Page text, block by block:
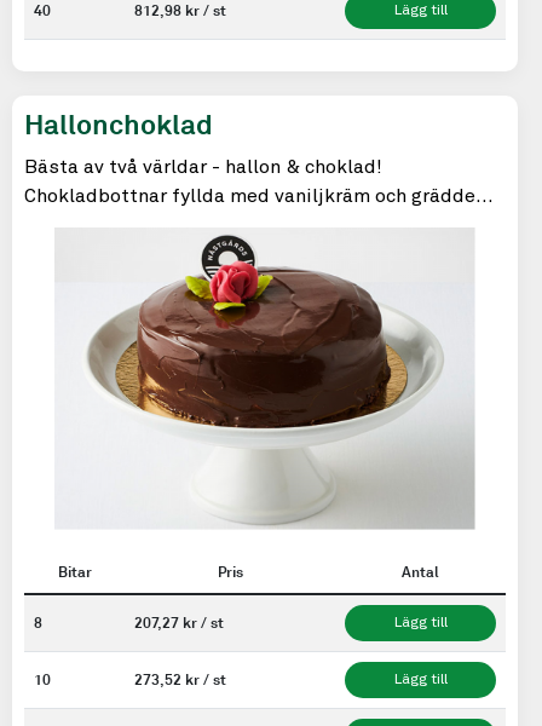
40 812,98 kr / st Lägg till
Hallonchoklad
Bästa av två världar - hallon & choklad!
Chokladbottnar fyllda med vaniljkräm och grädde
med hallonkompott.
Bitar Pris Antal
8 207,27 kr / st Lägg till
10 273,52 kr / st Lägg till